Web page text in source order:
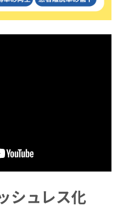
シュレス化